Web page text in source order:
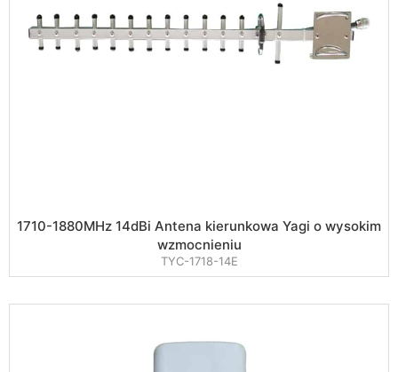
1710-1880MHz 14dBi Antena kierunkowa Yagi o wysokim
wzmocnieniu
TYC-1718-14E